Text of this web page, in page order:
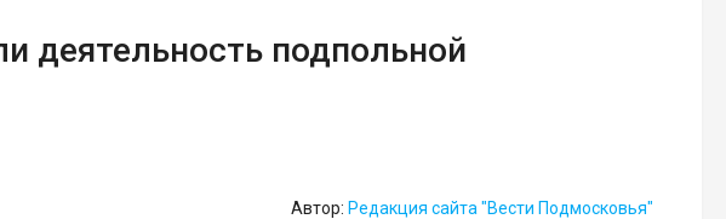
деятельность подпольной
Автор: Редакция сайта "Вести Подмосковья"